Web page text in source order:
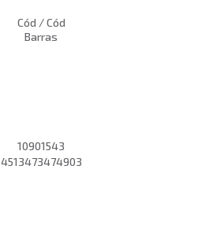
Cód / Cód
Barras
10901543
4513473474903